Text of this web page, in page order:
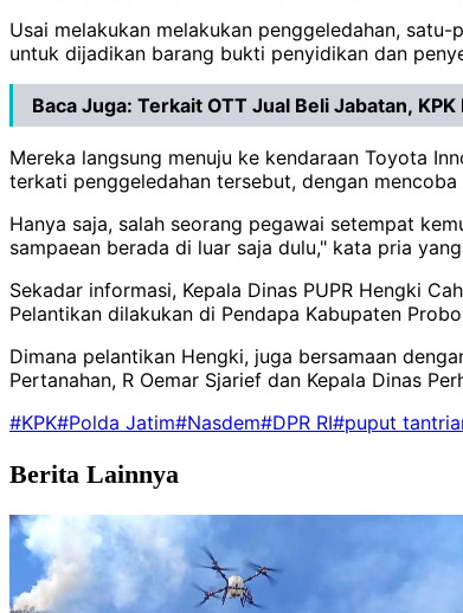
Usai melakukan melakukan penggeledahan,
untuk dijadikan barang bukti penyidikan dan
Baca Juga: Terkait OTT Jual Beli Jabatan,
Mereka langsung menuju ke kendaraan Toyota
terkati penggeledahan tersebut, dengan
Hanya saja, salah seorang pegawai setempat
sampaean berada di luar saja dulu," kata pria
Sekadar informasi, Kepala Dinas PUPR Hengki
Pelantikan dilakukan di Pendapa Kabupaten
Dimana pelantikan Hengki, juga bersamaan
Pertanahan, R Oemar Sjarief dan Kepala Dinas
#KPK#Polda Jatim#Nasdem#DPR RI#puput
Berita Lainnya